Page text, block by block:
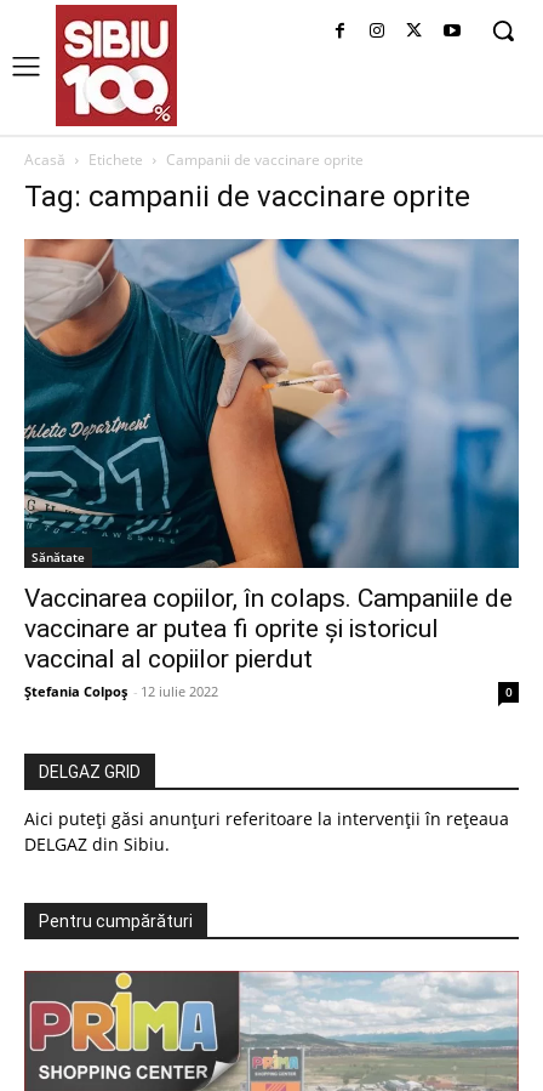
Acasă Etichete Campanii de vaccinare oprite
Tag: campanii de vaccinare oprite
Sănătate
Vaccinarea copiilor, în colaps. Campaniile de
vaccinare ar putea fi oprite și istoricul
vaccinal al copiilor pierdut
Ștefania Colpoș - 12 iulie 2022 0
DELGAZ GRID
Aici puteți găsi anunțuri referitoare la intervenții în rețeaua
DELGAZ din Sibiu.
Pentru cumpărături